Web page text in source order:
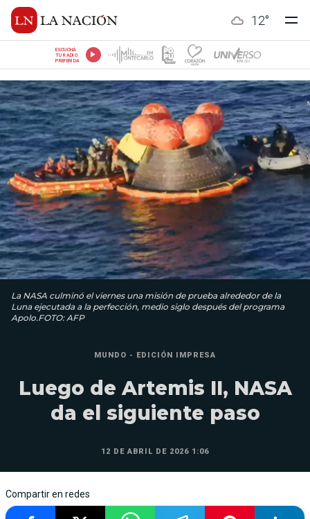
12°
ESCUCHÁ
TU RADIO
PREFERIDA
La NASA culminó el viernes una misión de prueba alrededor de la
Luna ejecutada a la perfección, medio siglo después del programa
Apolo.FOTO: AFP
MUNDO - EDICIÓN IMPRESA
Luego de Artemis II, NASA
da el siguiente paso
12 DE ABRIL DE 2026 1:06
Compartir en redes